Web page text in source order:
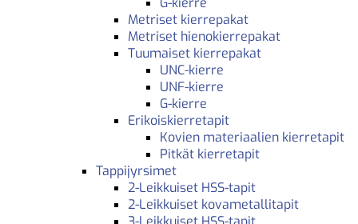
Metriset kierrepakat
Metriset hienokierrepakat
Tuumaiset kierrepakat
UNC-kierre
UNF-kierre
G-kierre
Erikoiskierretapit
Kovien materiaalien kierretapit
Pitkät kierretapit
Tappijyrsimet
2-Leikkuiset HSS-tapit
2-Leikkuiset kovametallitapit